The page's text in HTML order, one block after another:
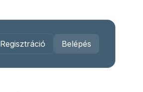
Regisztráció Belépés